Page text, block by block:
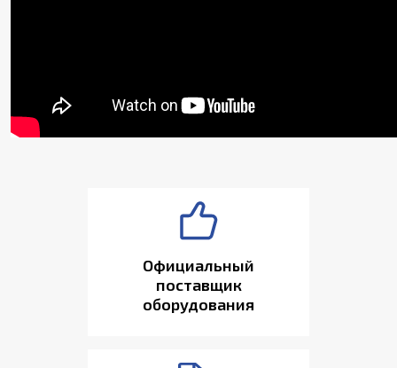
Официальный
поставщик
оборудования